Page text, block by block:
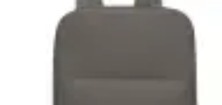
Astuces de VoyageStratégies
Stratégies de Voyage